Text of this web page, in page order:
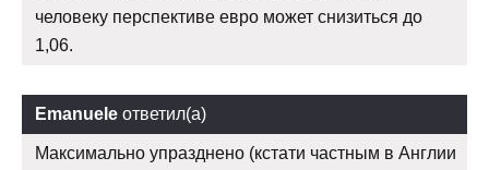
человеку перспективе евро может снизиться до
1,06.
Emanuele ответил(а)
Максимально упразднено (кстати частным в Англии